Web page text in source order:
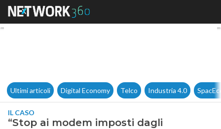
“Stop ai modem imposti
Ultimi articoli Digital Economy Telco Industria 4.0
IL CASO
“Stop ai modem imposti dagli